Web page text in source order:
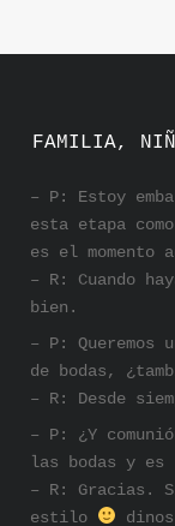
FAMILIA,
– P: Estoy
esta etapa
es el momento
– R: Cuando
bien.
– P:
de bodas,
– R: Desde
– P: ¿Y
las bodas y
– R: Gracias.
estilo